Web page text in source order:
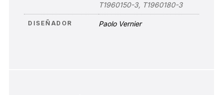
T1960150-3, T1960180-3
DISEÑADOR Paolo Vernier